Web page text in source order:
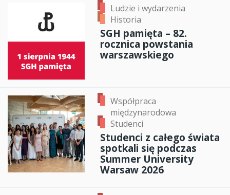
Ludzie i wydarzenia
Historia
SGH pamięta – 82.
rocznica powstania
warszawskiego
Współpraca
międzynarodowa
Studenci
Studenci z całego świata
spotkali się podczas
Summer University
Warsaw 2026